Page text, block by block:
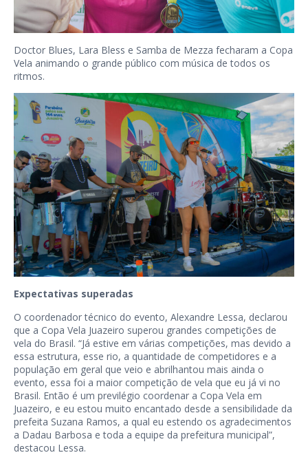
Doctor Blues, Lara Bless e Samba de Mezza fecharam a Copa
Vela animando o grande público com música de todos os
ritmos.
Expectativas superadas
O coordenador técnico do evento, Alexandre Lessa, declarou
que a Copa Vela Juazeiro superou grandes competições de
vela do Brasil. “Já estive em várias competições, mas devido a
essa estrutura, esse rio, a quantidade de competidores e a
população em geral que veio e abrilhantou mais ainda o
evento, essa foi a maior competição de vela que eu já vi no
Brasil. Então é um previlégio coordenar a Copa Vela em
Juazeiro, e eu estou muito encantado desde a sensibilidade da
prefeita Suzana Ramos, a qual eu estendo os agradecimentos
a Dadau Barbosa e toda a equipe da prefeitura municipal”,
destacou Lessa.